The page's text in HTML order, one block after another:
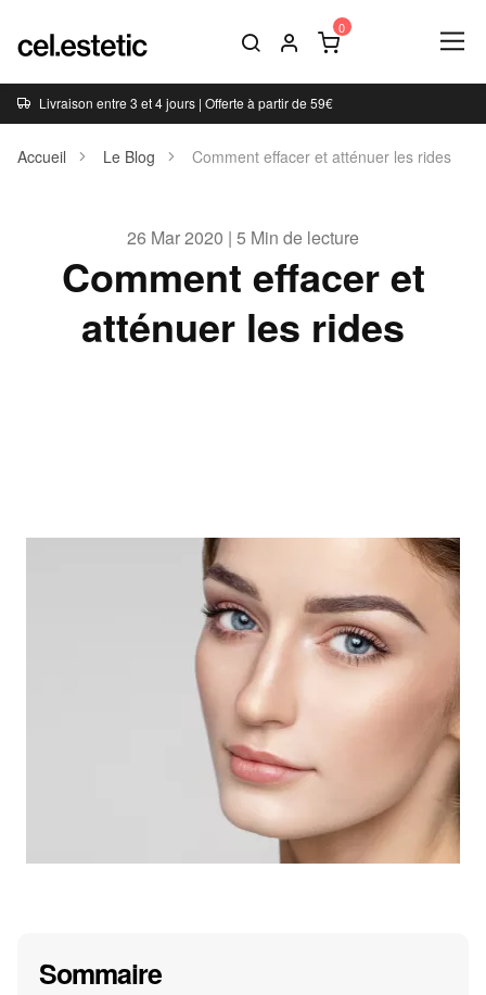
Livraison entre 3 et 4 jours | Offerte à partir de 59€
Accueil Le Blog Comment effacer et atténuer les rides
26 Mar 2020 | 5 Min de lecture
Comment effacer et
atténuer les rides
Sommaire